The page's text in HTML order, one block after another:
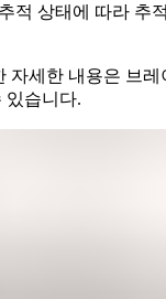
적 상태에 따라 추
자세한 내용은 브레
있습니다.